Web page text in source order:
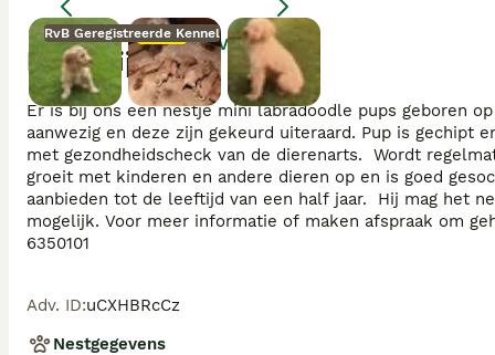
RvB Geregistreerde Kennel
Vergroten
Moeder
Beschrijving
Er is bij ons een nestje mini labradoodle pups geboren
aanwezig en deze zijn gekeurd uiteraard. Pup is
met gezondheidscheck van de dierenarts.  Wordt
groeit met kinderen en andere dieren op en is goed
aanbieden tot de leeftijd van een half jaar.  Hij mag het
mogelijk. Voor meer informatie of maken afspraak om
6350101
Adv. ID:uCXHBRcCz
Nestgegevens